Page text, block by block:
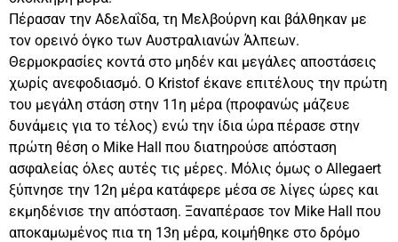
Πέρασαν την Αδελαΐδα, τη Μελβούρνη και βάλθηκαν με
τον ορεινό όγκο των Αυστραλιανών Άλπεων.
Θερμοκρασίες κοντά στο μηδέν και μεγάλες αποστάσεις
χωρίς ανεφοδιασμό. Ο Kristof έκανε επιτέλους την πρώτη
του μεγάλη στάση στην 11η μέρα (προφανώς μάζευε
δυνάμεις για το τέλος) ενώ την ίδια ώρα πέρασε στην
πρώτη θέση ο Mike Hall που διατηρούσε απόσταση
ασφαλείας όλες αυτές τις μέρες. Μόλις όμως ο Allegaert
ξύπνησε την 12η μέρα κατάφερε μέσα σε λίγες ώρες και
εκμηδένισε την απόσταση. Ξαναπέρασε τον Mike Hall που
αποκαμωμένος πια τη 13η μέρα, κοιμήθηκε στο δρόμο